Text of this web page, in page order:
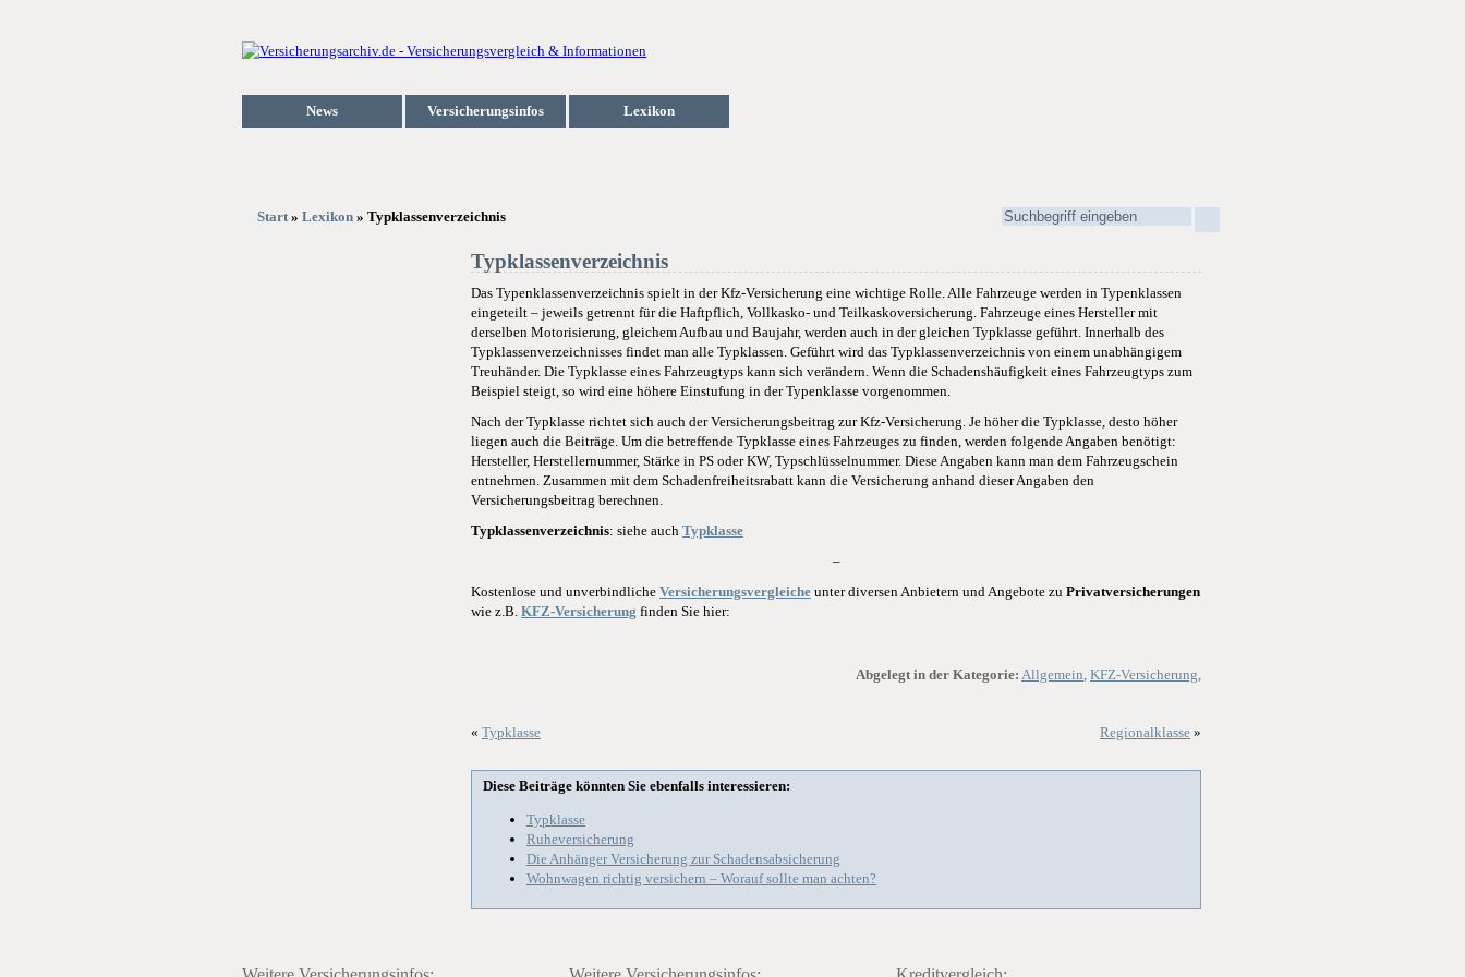
News Versicherungsinfos Lexikon
Start» Lexikon » Typklassenverzeichnis
Typklassenverzeichnis
Das Typenklassenverzeichnis spielt in der Kfz-Versicherung eine wichtige Rolle. Alle Fahrzeuge werden in Typenklassen
eingeteilt – jeweils getrennt für die Haftpflich, Vollkasko- und Teilkaskoversicherung. Fahrzeuge eines Hersteller mit
derselben Motorisierung, gleichem Aufbau und Baujahr, werden auch in der gleichen Typklasse geführt. Innerhalb des
Typklassenverzeichnisses findet man alle Typklassen. Geführt wird das Typklassenverzeichnis von einem unabhängigem
Treuhänder. Die Typklasse eines Fahrzeugtyps kann sich verändern. Wenn die Schadenshäufigkeit eines Fahrzeugtyps zum
Beispiel steigt, so wird eine höhere Einstufung in der Typenklasse vorgenommen.
Nach der Typklasse richtet sich auch der Versicherungsbeitrag zur Kfz-Versicherung. Je höher die Typklasse, desto höher
liegen auch die Beiträge. Um die betreffende Typklasse eines Fahrzeuges zu finden, werden folgende Angaben benötigt:
Hersteller, Herstellernummer, Stärke in PS oder KW, Typschlüsselnummer. Diese Angaben kann man dem Fahrzeugschein
entnehmen. Zusammen mit dem Schadenfreiheitsrabatt kann die Versicherung anhand dieser Angaben den
Versicherungsbeitrag berechnen.
Typklassenverzeichnis: siehe auch Typklasse
–
Kostenlose und unverbindliche Versicherungsvergleiche unter diversen Anbietern und Angebote zu Privatversicherungen
wie z.B. KFZ-Versicherung finden Sie hier:
Abgelegt in der Kategorie: Allgemein, KFZ-Versicherung,
« Typklasse Regionalklasse »
Diese Beiträge könnten Sie ebenfalls interessieren:
Typklasse
Ruheversicherung
Die Anhänger Versicherung zur Schadensabsicherung
Wohnwagen richtig versichern – Worauf sollte man achten?